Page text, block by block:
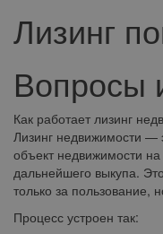
Лизинг
Вопросы
Как работает лизинг
Лизинг недвижимости —
объект недвижимости
дальнейшего выкупа.
только за пользование,
Процесс устроен так: